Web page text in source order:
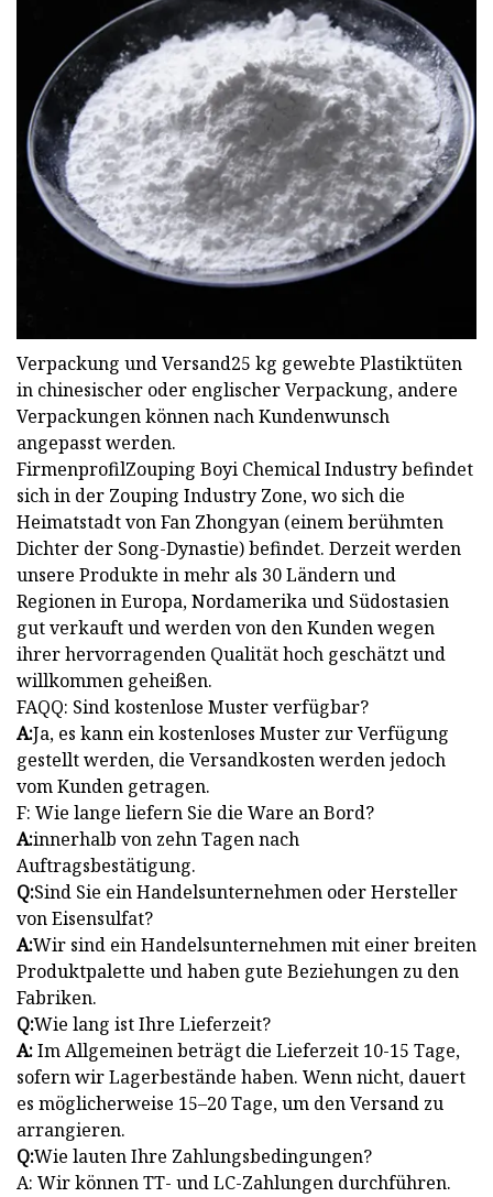
Verpackung und Versand25 kg gewebte Plastiktüten
in chinesischer oder englischer Verpackung, andere
Verpackungen können nach Kundenwunsch
angepasst werden.
FirmenprofilZouping Boyi Chemical Industry befindet
sich in der Zouping Industry Zone, wo sich die
Heimatstadt von Fan Zhongyan (einem berühmten
Dichter der Song-Dynastie) befindet. Derzeit werden
unsere Produkte in mehr als 30 Ländern und
Regionen in Europa, Nordamerika und Südostasien
gut verkauft und werden von den Kunden wegen
ihrer hervorragenden Qualität hoch geschätzt und
willkommen geheißen.
FAQQ: Sind kostenlose Muster verfügbar?
A:Ja, es kann ein kostenloses Muster zur Verfügung
gestellt werden, die Versandkosten werden jedoch
vom Kunden getragen.
F: Wie lange liefern Sie die Ware an Bord?
A:innerhalb von zehn Tagen nach
Auftragsbestätigung.
Q:Sind Sie ein Handelsunternehmen oder Hersteller
von Eisensulfat?
A:Wir sind ein Handelsunternehmen mit einer breiten
Produktpalette und haben gute Beziehungen zu den
Fabriken.
Q:Wie lang ist Ihre Lieferzeit?
A:Im Allgemeinen beträgt die Lieferzeit 10-15 Tage,
sofern wir Lagerbestände haben. Wenn nicht, dauert
es möglicherweise 15–20 Tage, um den Versand zu
arrangieren.
Q:Wie lauten Ihre Zahlungsbedingungen?
A: Wir können TT- und LC-Zahlungen durchführen.